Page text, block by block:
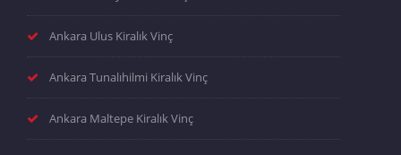
Ankara Ulus Kiralık Vinç
Ankara Tunalıhilmi Kiralık Vinç
Ankara Maltepe Kiralık Vinç